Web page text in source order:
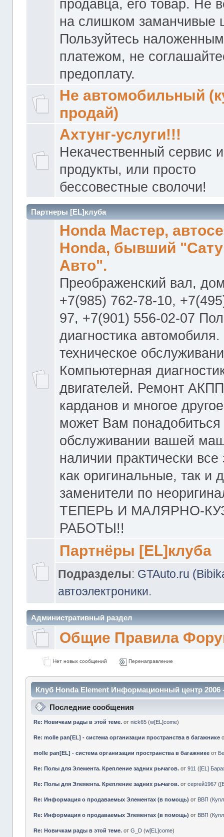
продавца, его товар. Не
на слишком заманчивые
Пользуйтесь наложенным
платежом, не
предоплату.
Не автомобильный
продай)
Ахтунг-услуги!!!
Некачественный сервис и
продукты, или просто
бессовестные сволочи!
Партнеры [EL]клуба
Honda Мастер,
Honda, бывший
Авто".
Преображенский вал,
+7(985) 762-78-10,
97, +7(901) 556-02-07
диагностика
техническое
Компьютерная
двигателей. Ремонт
карданов и многое
может Вам понадобиться
обслуживании вашей
наличии практически все
как оригинальные, так и
заменители по
ТЕПЕРЬ И МАЛЯРНО-
РАБОТЫ!!
Партнёры [EL]клуба
Подразделы: GTAuto.ru
автоэлектроники.
Административный раздел
Общие Правила
Нет новых сообщений Перенаправление
Клуб Honda Element Информационный центр
Последние сообщения
Re: Новичкам рады в этой теме. отnick65 (w[EL]come)
Re: molle pan[EL] - система организации пространства в багажнике
molle pan[EL] - система организации пространства в багажнике от
Re: Полы для Элемента. Крепление задних рычагов. от911 ([EL]
Re: Полы для Элемента. Крепление задних рычагов. отсергей1967 (
Re: Информация о продаваемых Элементах (в помощь) от ВВП (
Re: Информация о продаваемых Элементах (в помощь) от ВВП (
Re: Новичкам рады в этой теме. отG_D (w[EL]come)